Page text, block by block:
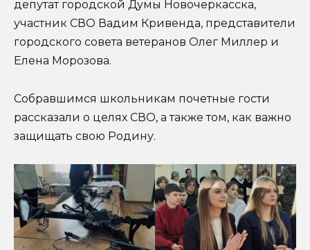
депутат городской Думы Новочеркасска,
участник СВО Вадим Кривенда, представители
городского совета ветеранов Олег Миллер и
Елена Морозова.
Собравшимся школьникам почетные гости
рассказали о целях СВО, а также том, как важно
защищать свою Родину.